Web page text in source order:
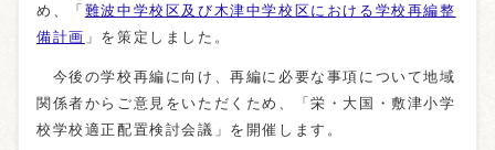
め、「 難波中学校区及び木津中学校区における学校再編整
備計画 」を策定しました。
今後の学校再編に向け、再編に必要な事項について地域
関係者からご意見をいただくため、「栄・大国・敷津小学
校学校適正配置検討会議」を開催します。